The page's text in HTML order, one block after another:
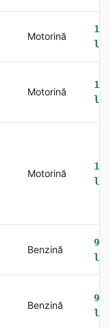
Motorină
lei
Motorină
lei
Motorină
lei
Benzină
lei
Benzină
lei